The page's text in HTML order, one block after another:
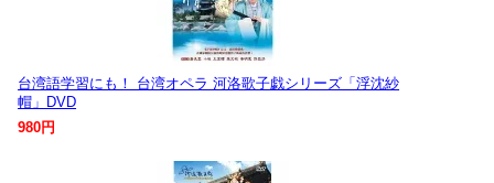
台湾語学習にも！ 台湾オペラ 河洛歌子戯シリーズ「浮沈紗
帽」DVD
980円